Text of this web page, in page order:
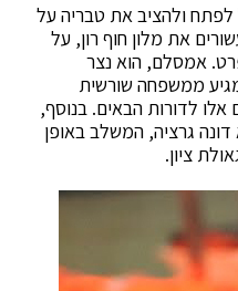
ופועל לפתח ולהציב את טבריה על
את מלון חוף רון, על
אמסלם, הוא נצר
ממשפחה שורשית
לדורות הבאים. בנוסף,
גרציה, המשלב באופן
ציון.